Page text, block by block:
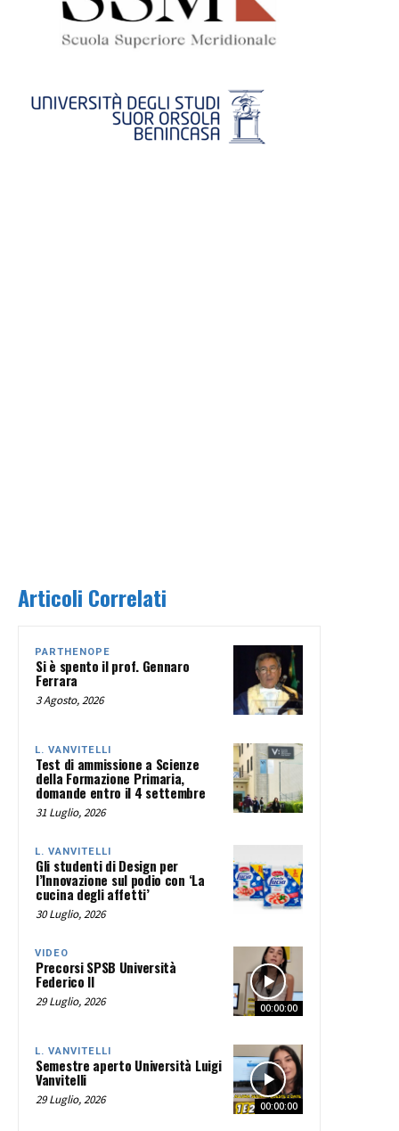
Articoli Correlati
PARTHENOPE
Si è spento il prof. Gennaro
Ferrara
3 Agosto, 2026
L. VANVITELLI
Test di ammissione a Scienze
della Formazione Primaria,
domande entro il 4 settembre
31 Luglio, 2026
L. VANVITELLI
Gli studenti di Design per
l’Innovazione sul podio con ‘La
cucina degli affetti’
30 Luglio, 2026
00:00:00
VIDEO
Precorsi SPSB Università
Federico II
29 Luglio, 2026
00:00:00
L. VANVITELLI
Semestre aperto Università Luigi
Vanvitelli
29 Luglio, 2026